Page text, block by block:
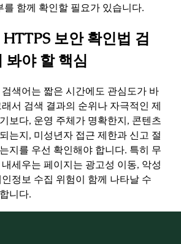
를 함께 확인할 필요가 있습니다.
보안 확인법 검
봐야 할 핵심
색어는 짧은 시간에도 관심도가 바
서 검색 결과의 순위나 자극적인 제
보다, 운영 주체가 명확한지, 콘텐츠
는지, 미성년자 접근 제한과 신고 절
지를 우선 확인해야 합니다. 특히 무
세우는 페이지는 광고성 이동, 악성
정보 수집 위험이 함께 나타날 수
니다.